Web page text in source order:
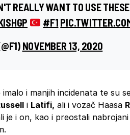
REALLY WANT TO USE
#F1
NOVEMBER 13, 2020
i manjih incidenata te su
i Latifi, ali i vozač Haasa
je i on, kao i preostali